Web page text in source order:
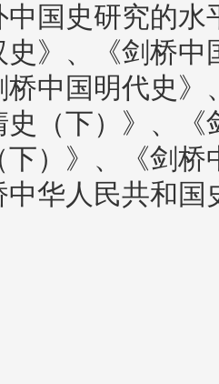
国史研究的
史》、《剑桥
中国明代史
史（下）》、
）》、《剑
华人民共和国